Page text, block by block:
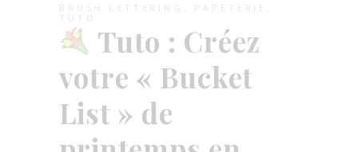
BRUSH LETTERING
PAPETERIE
TUTO
Tuto : Créez
votre « Bucket
List » de